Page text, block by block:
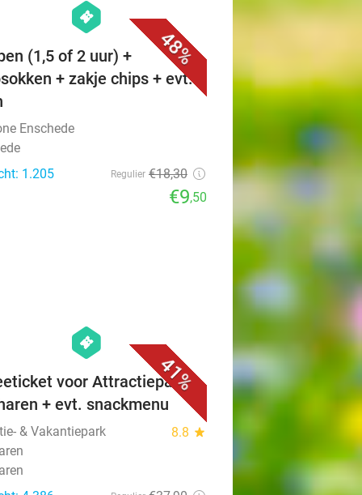
48%
hexagon
events
(1,5 of 2 uur) +
+ zakje chips + evt.
Enschede
1.205
Regulier €18,30
€9,50
41%
hexagon
events
voor Attractiepark
+ evt. snackmenu
& Vakantiepark
8.8 star